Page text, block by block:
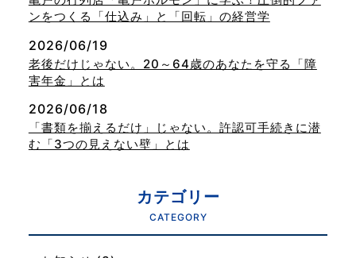
ンをつくる「仕込み」と「回転」の経営学
2026/06/19
老後だけじゃない。20～64歳のあなたを守る「障
害年金」とは
2026/06/18
「書類を揃えるだけ」じゃない。許認可手続きに潜
む「3つの見えない壁」とは
カテゴリー
CATEGORY